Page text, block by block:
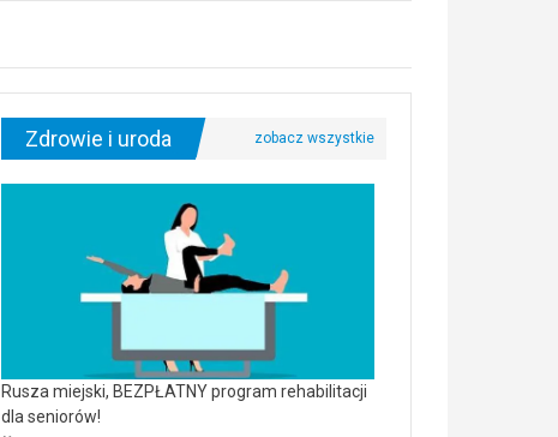
Zdrowie i uroda
Rusza miejski, BEZPŁATNY program rehabilitacji
dla seniorów!